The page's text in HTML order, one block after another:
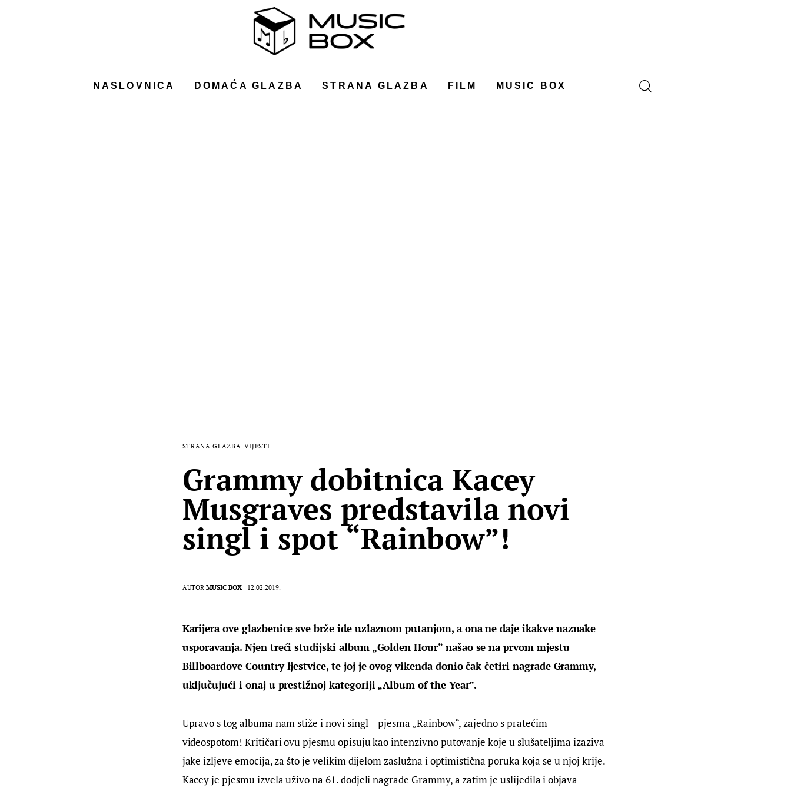
NASLOVNICA DOMAĆA GLAZBA STRANA GLAZBA FILM MUSIC BOX
STRANA GLAZBA VIJESTI
Grammy dobitnica Kacey
Musgraves predstavila novi
singl i spot “Rainbow”!
AUTOR MUSIC BOX 12.02.2019.
Karijera ove glazbenice sve brže ide uzlaznom putanjom, a ona ne daje ikakve naznake
usporavanja. Njen treći studijski album „Golden Hour“ našao se na prvom mjestu
Billboardove Country ljestvice, te joj je ovog vikenda donio čak četiri nagrade Grammy,
uključujući i onaj u prestižnoj kategoriji „Album of the Year”.
Upravo s tog albuma nam stiže i novi singl – pjesma „Rainbow“, zajedno s pratećim
videospotom! Kritičari ovu pjesmu opisuju kao intenzivno putovanje koje u slušateljima izaziva
jake izljeve emocija, za što je velikim dijelom zaslužna i optimistična poruka koja se u njoj krije.
Kacey je pjesmu izvela uživo na 61. dodjeli nagrade Grammy, a zatim je uslijedila i objava